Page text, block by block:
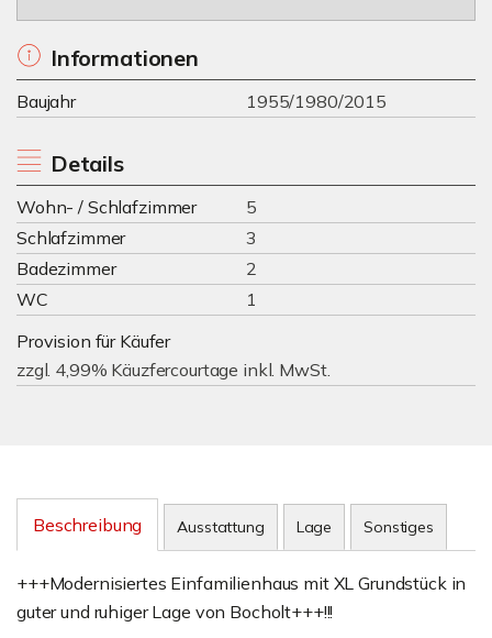
Informationen
Baujahr 1955/1980/2015
Details
Wohn- / Schlafzimmer
5
Schlafzimmer
3
Badezimmer
2
WC
1
Provision für Käufer
zzgl. 4,99% Käuzfercourtage inkl. MwSt.
Beschreibung Ausstattung Lage Sonstiges
+++Modernisiertes Einfamilienhaus mit XL Grundstück in
guter und ruhiger Lage von Bocholt+++!!!